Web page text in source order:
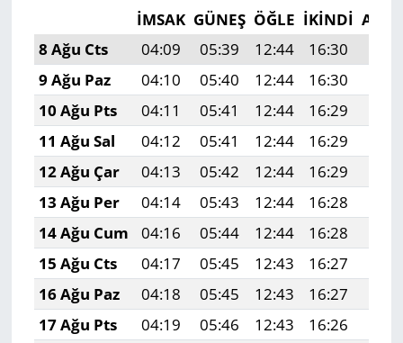
İMSAK GÜNEŞ ÖĞLE İKINDI
8 Ağu Cts
04:09 05:39 12:44 16:30
9 Ağu Paz
04:10 05:40 12:44 16:30
10 Ağu Pts
04:11 05:41 12:44 16:29
11 Ağu Sal
04:12 05:41 12:44 16:29
12 Ağu Çar
04:13 05:42 12:44 16:29
13 Ağu Per
04:14 05:43 12:44 16:28
14 Ağu Cum
04:16 05:44 12:44 16:28
15 Ağu Cts
04:17 05:45 12:43 16:27
16 Ağu Paz
04:18 05:45 12:43 16:27
17 Ağu Pts
04:19 05:46 12:43 16:26